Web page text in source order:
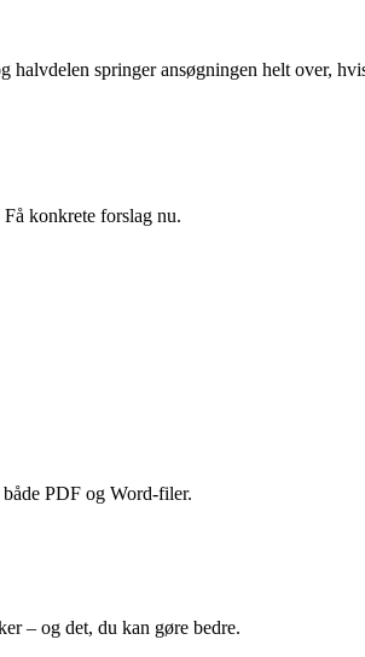
springer ansøgningen helt over,
konkrete forslag nu.
PDF og Word-filer.
– og det, du kan gøre bedre.